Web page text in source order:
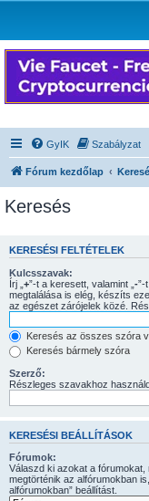
GyIK Szabályzat
Fórum kezdőlap
Keresés
KERESÉSI FELTÉTELEK
Kulcsszavak:
Írj „ +”-t a keresett, valamint „ -”-t a
megtalálása is elég, készíts
az egészet zárójelek közé.
Keresés az összes szóra
Keresés bármely szóra
Szerző:
Részleges szavakhoz
KERESÉSI BEÁLLÍTÁSOK
Fórumok:
Válaszd ki azokat a
megtörténik az alfórumokban
alfórumokban” beállítást.